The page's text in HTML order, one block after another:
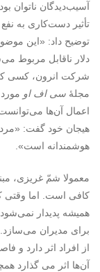
آسیب‌دیدگان ناتوان
تأثیر دست‌کاری به
توضیح داد: «این
دلار ناقابل مربوط
شرکت انرون، کسی که
مجلۀ سی اف او
اعمال آن‌ها
هیجان خود گفت:
هوشمندانه است».
معمولا شمّ غریزی،
کافی است. اما وقتی
همیشه پدیدار
برای مدیران می‌سازد.
از افراد اثر دارد و
آن‌ها اثر می گذارد